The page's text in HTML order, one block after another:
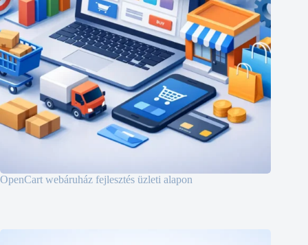
OpenCart webáruház fejlesztés üzleti alapon